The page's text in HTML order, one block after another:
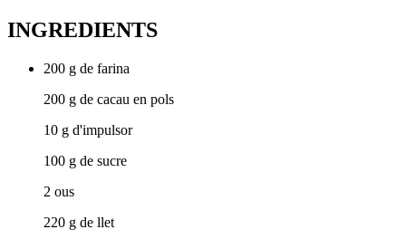
INGREDIENTS
200 g de farina
200 g de cacau en pols
10 g d'impulsor
100 g de sucre
2 ous
220 g de llet